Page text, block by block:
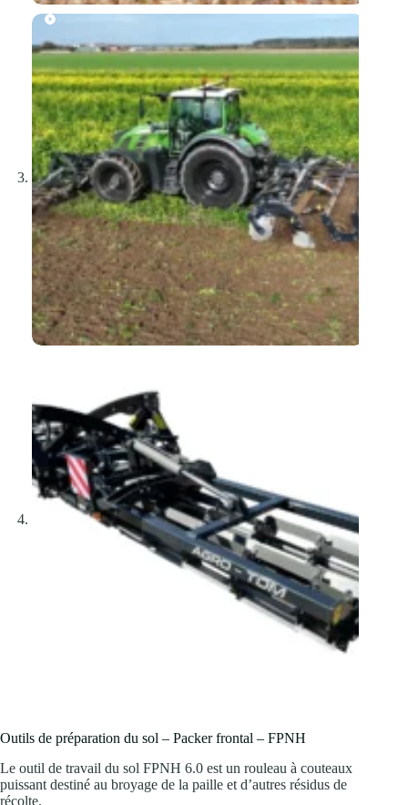
Outils de préparation du sol – Packer frontal – FPNH
Le outil de travail du sol FPNH 6.0 est un rouleau à couteaux
puissant destiné au broyage de la paille et d’autres résidus de
récolte.